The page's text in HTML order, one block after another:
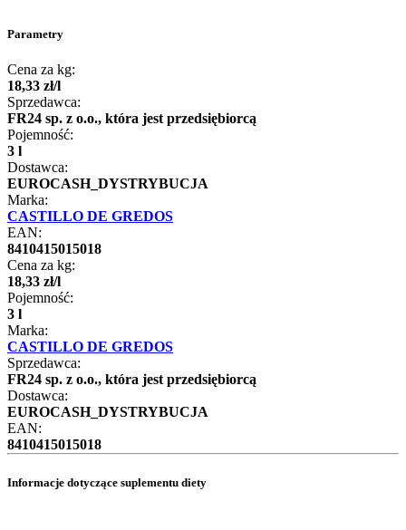
Parametry
Cena za kg:
18,33 zł/l
Sprzedawca:
FR24 sp. z o.o., która jest przedsiębiorcą
Pojemność:
3 l
Dostawca:
EUROCASH_DYSTRYBUCJA
Marka:
CASTILLO DE GREDOS
EAN:
8410415015018
Cena za kg:
18,33 zł/l
Pojemność:
3 l
Marka:
CASTILLO DE GREDOS
Sprzedawca:
FR24 sp. z o.o., która jest przedsiębiorcą
Dostawca:
EUROCASH_DYSTRYBUCJA
EAN:
8410415015018
Informacje dotyczące suplementu diety